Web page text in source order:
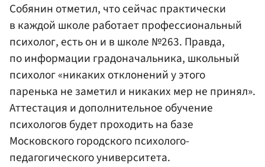
Собянин отметил, что сейчас практически
в каждой школе работает профессиональный
психолог, есть он и в школе №263. Правда,
по информации градоначальника, школьный
психолог «никаких отклонений у этого
паренька не заметил и никаких мер не принял».
Аттестация и дополнительное обучение
психологов будет проходить на базе
Московского городского психолого-
педагогического университета.